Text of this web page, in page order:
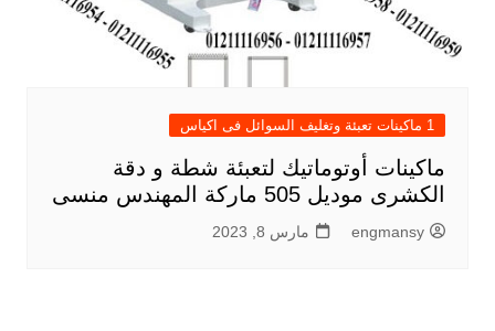
1 ماكينات تعبئة وتغليف السوائل فى اكياس
ماكينات أوتوماتيك لتعبئة شطة و دقة
الكشرى موديل 505 ماركة المهندس منسى
engmansy مارس 8, 2023